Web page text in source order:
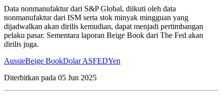
Data nonmanufaktur dari S&P Global, diikuti oleh data
nonmanufaktur dari ISM serta stok minyak mingguan yang
dijadwalkan akan dirilis kemudian, dapat menjadi pertimbangan
pelaku pasar. Sementara laporan Beige Book dari The Fed akan
dirilis juga.
AussieBeige BookDolar ASFEDYen
Diterbitkan pada 05 Jun 2025